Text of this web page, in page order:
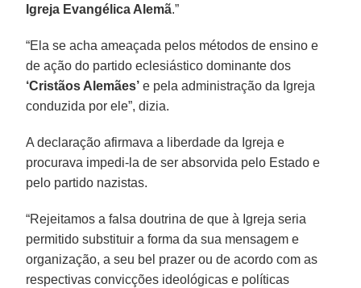
Igreja Evangélica Alemã.”
“Ela se acha ameaçada pelos métodos de ensino e
de ação do partido eclesiástico dominante dos
‘Cristãos Alemães’ e pela administração da Igreja
conduzida por ele”, dizia.
A declaração afirmava a liberdade da Igreja e
procurava impedi-la de ser absorvida pelo Estado e
pelo partido nazistas.
“Rejeitamos a falsa doutrina de que à Igreja seria
permitido substituir a forma da sua mensagem e
organização, a seu bel prazer ou de acordo com as
respectivas convicções ideológicas e políticas